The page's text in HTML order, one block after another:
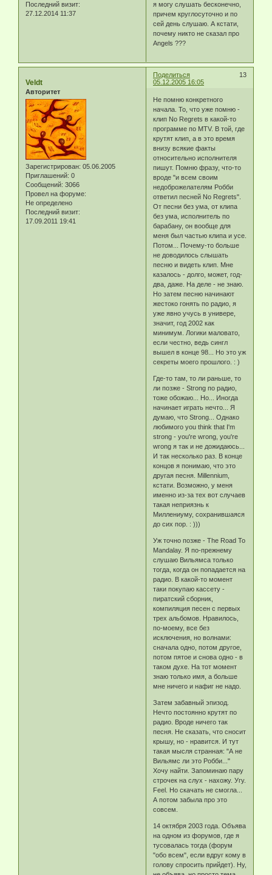
Последний визит:
27.12.2014 11:37
я могу слушать бесконечно,
причем круглосуточно и по
сей день слушаю. А кстати,
почему никто не сказал про
Angels ???
Поделиться
13
05.12.2005 16:05
Veldt
Авторитет
Зарегистрирован: 05.06.2005
Приглашений: 0
Сообщений: 3066
Провел на форуме:
Не определено
Последний визит:
17.09.2011 19:41
Не помню конкретного
начала. То, что уже помню -
клип No Regrets в какой-то
программе по MTV. В той, где
крутят клип, а в это время
внизу всякие факты
относительно исполнителя
пишут. Помню фразу, что-то
вроде "и всем своим
недоброжелателям Робби
ответил песней No Regrets".
От песни без ума, от клипа
без ума, исполнитель по
барабану, он вообще для
меня был частью клипа и усе.
Потом... Почему-то больше
не доводилось слышать
песню и видеть клип. Мне
казалось - долго, может, год-
два, даже. На деле - не знаю.
Но затем песню начинают
жестоко гонять по радио, я
уже явно учусь в универе,
значит, год 2002 как
минимум. Логики маловато,
если честно, ведь сингл
вышел в конце 98... Но это уж
секреты моего прошлого. : )
Где-то там, то ли раньше, то
ли позже - Strong по радио,
тоже обожаю... Но... Иногда
начинает играть нечто... Я
думаю, что Strong... Однако
любимого you think that I'm
strong - you're wrong, you're
wrong я так и не дожидаюсь...
И так несколько раз. В конце
концов я понимаю, что это
другая песня. Millennium,
кстати. Возможно, у меня
именно из-за тех вот случаев
такая неприязнь к
Миллениуму, сохранившаяся
до сих пор. : )))
Уж точно позже - The Road To
Mandalay. Я по-прежнему
слушаю Вильямса только
тогда, когда он попадается на
радио. В какой-то момент
таки покупаю кассету -
пиратский сборник,
компиляция песен с первых
трех альбомов. Нравилось,
по-моему, все без
исключения, но волнами:
сначала одно, потом другое,
потом пятое и снова одно - в
таком духе. На тот момент
знаю только имя, а больше
мне ничего и нафиг не надо.
Затем забавный эпизод.
Нечто постоянно крутят по
радио. Вроде ничего так
песня. Не сказать, что сносит
крышу, но - нравится. И тут
такая мысля странная: "А не
Вильямс ли это Робби..."
Хочу найти. Запоминаю пару
строчек на слух - нахожу. Угу.
Feel. Но скачать не смогла...
А потом забыла про это
совсем.
14 октября 2003 года. Объява
на одном из форумов, где я
тусовалась тогда (форум
"обо всем", если вдруг кому в
голову спросить прийдет). Ну,